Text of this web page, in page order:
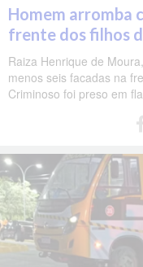
Homem arromba
frente dos filhos
Raiza Henrique de
menos seis facadas na
Criminoso foi preso em